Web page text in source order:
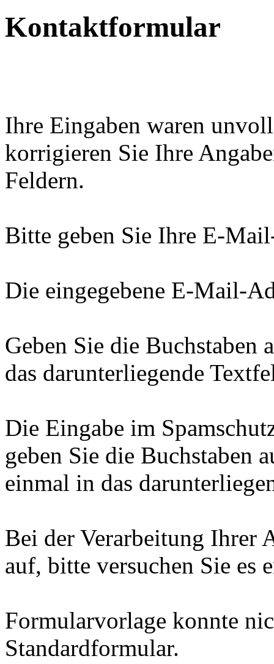
Kontaktformular
Ihre Eingaben waren
korrigieren Sie Ihre
Feldern.
Bitte geben Sie Ihre E-
Die eingegebene E-Mail-
Geben Sie die Buchstaben
das darunterliegende
Die Eingabe im
geben Sie die Buchstaben
einmal in das
Bei der Verarbeitung Ihrer
auf, bitte versuchen Sie es
Formularvorlage konnte
Standardformular.